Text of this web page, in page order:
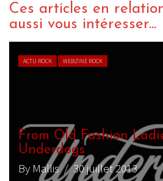
Ces articles en
aussi vous intéresser...
ACTU ROCK WEBZINE ROCK
From Old Fashion
Underdogs
By Mallis/ 30 juillet 2013